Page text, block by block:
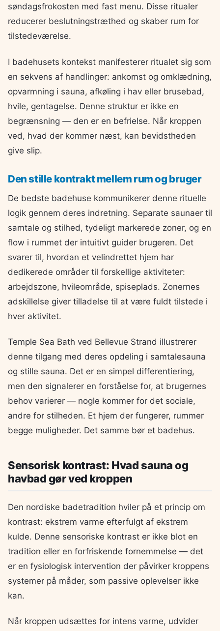
søndagsfrokosten med fast menu. Disse ritualer
reducerer beslutningstræthed og skaber rum for
tilstedeværelse.
I badehusets kontekst manifesterer ritualet sig som
en sekvens af handlinger: ankomst og omklædning,
opvarmning i sauna, afkøling i hav eller brusebad,
hvile, gentagelse. Denne struktur er ikke en
begrænsning — den er en befrielse. Når kroppen
ved, hvad der kommer næst, kan bevidstheden
give slip.
Den stille kontrakt mellem rum og bruger
De bedste badehuse kommunikerer denne rituelle
logik gennem deres indretning. Separate saunaer til
samtale og stilhed, tydeligt markerede zoner, og en
flow i rummet der intuitivt guider brugeren. Det
svarer til, hvordan et velindrettet hjem har
dedikerede områder til forskellige aktiviteter:
arbejdszone, hvileområde, spiseplads. Zonernes
adskillelse giver tilladelse til at være fuldt tilstede i
hver aktivitet.
Temple Sea Bath ved Bellevue Strand illustrerer
denne tilgang med deres opdeling i samtalesauna
og stille sauna. Det er en simpel differentiering,
men den signalerer en forståelse for, at brugernes
behov varierer — nogle kommer for det sociale,
andre for stilheden. Et hjem der fungerer, rummer
begge muligheder. Det samme bør et badehus.
Sensorisk kontrast: Hvad sauna og
havbad gør ved kroppen
Den nordiske badetradition hviler på et princip om
kontrast: ekstrem varme efterfulgt af ekstrem
kulde. Denne sensoriske kontrast er ikke blot en
tradition eller en forfriskende fornemmelse — det
er en fysiologisk intervention der påvirker kroppens
systemer på måder, som passive oplevelser ikke
kan.
Når kroppen udsættes for intens varme, udvider